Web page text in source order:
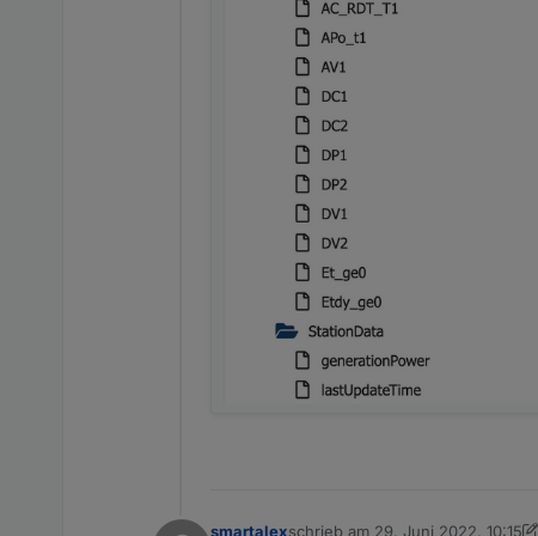
2022-06-28
2022-06-28
2022-06-28
2022-06-28
solarmanpv.0
2022-06-28
solarmanpv.0
2022-06-28
solarmanpv.0
smartalexschrieb am 29. Juni 2022, 10:15